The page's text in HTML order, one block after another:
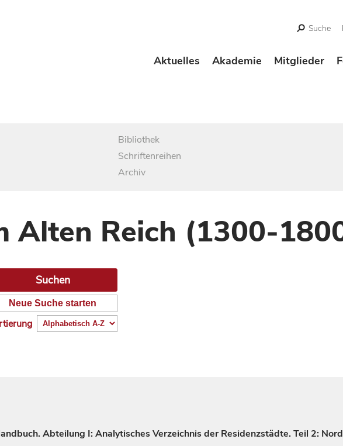
Suche
Aktuelles Akademie Mitglieder
Bibliothek
Schriftenreihen
Archiv
Alten Reich (1300-
Neue Suche starten
Abteilung I: Analytisches Verzeichnis der Residenzstädte. Teil 2: